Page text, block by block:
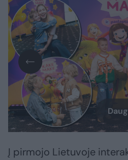
Į pirmojo Lietuvoje